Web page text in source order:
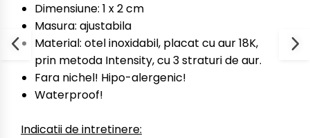
Dimensiune: 1 x 2 cm
Masura: ajustabila
Material: otel inoxidabil, placat cu aur 18K,
prin metoda Intensity, cu 3 straturi de aur.
Fara nichel! Hipo-alergenic!
Waterproof!
Indicatii de intretinere: